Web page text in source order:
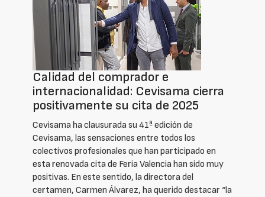
Calidad del comprador e
internacionalidad: Cevisama cierra
positivamente su cita de 2025
Cevisama ha clausurada su 41ª edición de
Cevisama, las sensaciones entre todos los
colectivos profesionales que han participado en
esta renovada cita de Feria Valencia han sido muy
positivas. En este sentido, la directora del
certamen, Carmen Álvarez, ha querido destacar “la